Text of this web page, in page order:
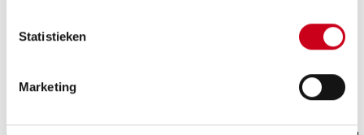
Statistieken
Marketing